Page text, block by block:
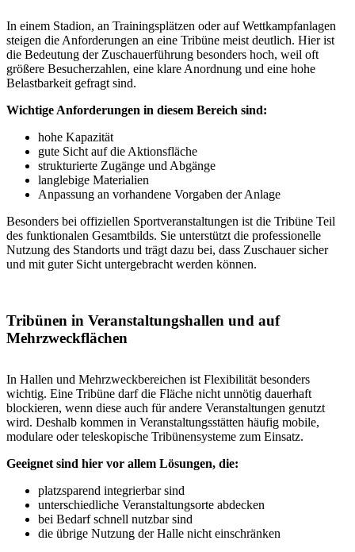
In einem Stadion, an Trainingsplätzen oder auf Wettkampfanlagen
steigen die Anforderungen an eine Tribüne meist deutlich. Hier ist
die Bedeutung der Zuschauerführung besonders hoch, weil oft
größere Besucherzahlen, eine klare Anordnung und eine hohe
Belastbarkeit gefragt sind.
Wichtige Anforderungen in diesem Bereich sind:
hohe Kapazität
gute Sicht auf die Aktionsfläche
strukturierte Zugänge und Abgänge
langlebige Materialien
Anpassung an vorhandene Vorgaben der Anlage
Besonders bei offiziellen Sportveranstaltungen ist die Tribüne Teil
des funktionalen Gesamtbilds. Sie unterstützt die professionelle
Nutzung des Standorts und trägt dazu bei, dass Zuschauer sicher
und mit guter Sicht untergebracht werden können.
Tribünen in Veranstaltungshallen und auf
Mehrzweckflächen
In Hallen und Mehrzweckbereichen ist Flexibilität besonders
wichtig. Eine Tribüne darf die Fläche nicht unnötig dauerhaft
blockieren, wenn diese auch für andere Veranstaltungen genutzt
wird. Deshalb kommen in Veranstaltungsstätten häufig mobile,
modulare oder teleskopische Tribünensysteme zum Einsatz.
Geeignet sind hier vor allem Lösungen, die:
platzsparend integrierbar sind
unterschiedliche Veranstaltungsorte abdecken
bei Bedarf schnell nutzbar sind
die übrige Nutzung der Halle nicht einschränken